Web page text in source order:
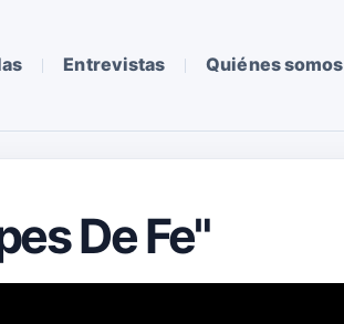
Entrevistas Quiénes somos
De Fe"